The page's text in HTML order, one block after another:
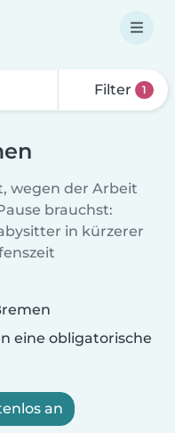
Filter 1
wegen der Arbeit
brauchst:
in kürzerer
eine obligatorische
an